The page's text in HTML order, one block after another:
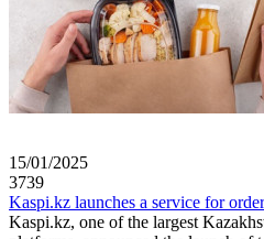
15/01/2025
3739
Kaspi.kz launches a service for
Kaspi.kz, one of the largest